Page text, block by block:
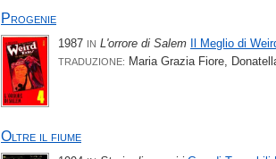
Progenie
1987 IN L'orrore di Salem Il Meglio di
TRADUZIONE: Maria Grazia Fiore,
Oltre il fiume